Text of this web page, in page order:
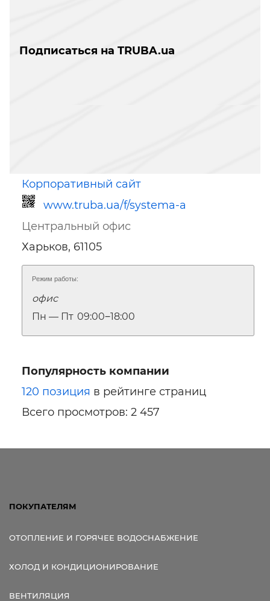
Подписаться на TRUBA.ua
Корпоративный сайт
www.truba.ua/f/systema-a
Центральный офис
Харьков, 61105
Режим работы:
офис
Пн — Пт 09:00‒18:00
Популярность компании
120 позиция в рейтинге страниц
Всего просмотров: 2 457
ПОКУПАТЕЛЯМ
ОТОПЛЕНИЕ И ГОРЯЧЕЕ ВОДОСНАБЖЕНИЕ
ХОЛОД И КОНДИЦИОНИРОВАНИЕ
ВЕНТИЛЯЦИЯ